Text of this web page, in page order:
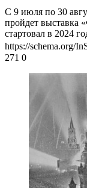
С 9 июля по 30
пройдет выставка
стартовал в 2024
https://schema.org/
271 0